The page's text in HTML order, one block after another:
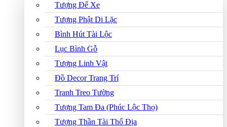
Tượng Để Xe
Tượng Phật Di Lặc
Bình Hút Tài Lộc
Lục Bình Gỗ
Tượng Linh Vật
Đồ Decor Trang Trí
Tranh Treo Tường
Tượng Tam Đa (Phúc Lộc Thọ)
Tượng Thần Tài Thổ Địa